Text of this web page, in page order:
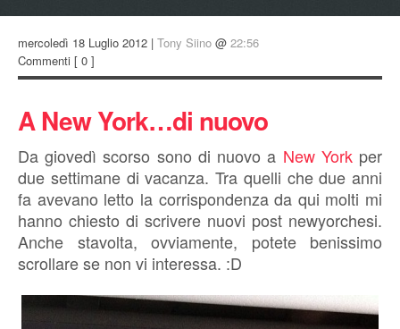
mercoledì 18 Luglio 2012 | Tony Siino @ 22:56
Commenti [ 0 ]
A New York…di nuovo
Da giovedì scorso sono di nuovo a New Yorkper
due settimane di vacanza. Tra quelli che due anni
fa avevano letto la corrispondenza da qui molti mi
hanno chiesto di scrivere nuovi post newyorchesi.
Anche stavolta, ovviamente, potete benissimo
scrollare se non vi interessa. :D